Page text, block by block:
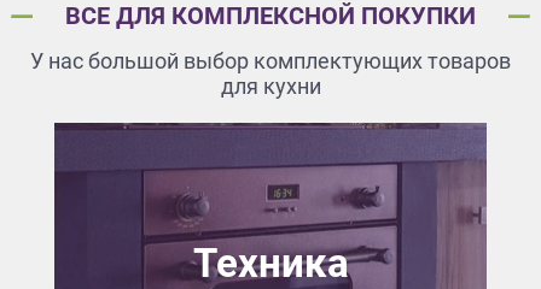
ВСЕ ДЛЯ КОМПЛЕКСНОЙ ПОКУПКИ
У нас большой выбор комплектующих товаров
для кухни
Техника